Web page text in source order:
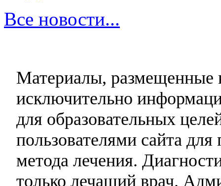
Все новости...
Материалы, размещенные
исключительно
для образовательных
пользователями сайта
метода лечения.
только лечащий врач.